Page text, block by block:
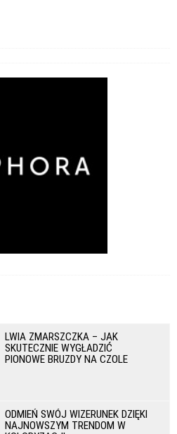
LWIA ZMARSZCZKA – JAK
SKUTECZNIE WYGŁADZIĆ
PIONOWE BRUZDY NA CZOLE
ODMIEŃ SWÓJ WIZERUNEK DZIĘKI
NAJNOWSZYM TRENDOM W